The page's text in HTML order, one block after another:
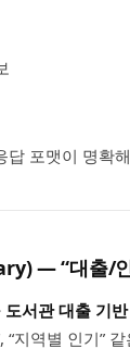
답 포맷이 명확
— “대출/
도서관 대출 기
지역별 인기”